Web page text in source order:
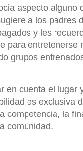
aspecto alguno
a los padres
y les
para entretenerse
grupos
en cuenta el lugar
es exclusiva
competencia, la
comunidad.